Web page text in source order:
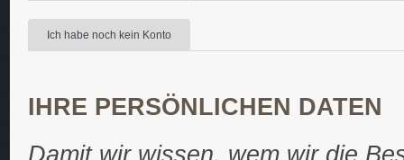
Ich habe noch kein Konto
IHRE PERSÖNLICHEN DATEN
Damit wir wissen, wem wir die